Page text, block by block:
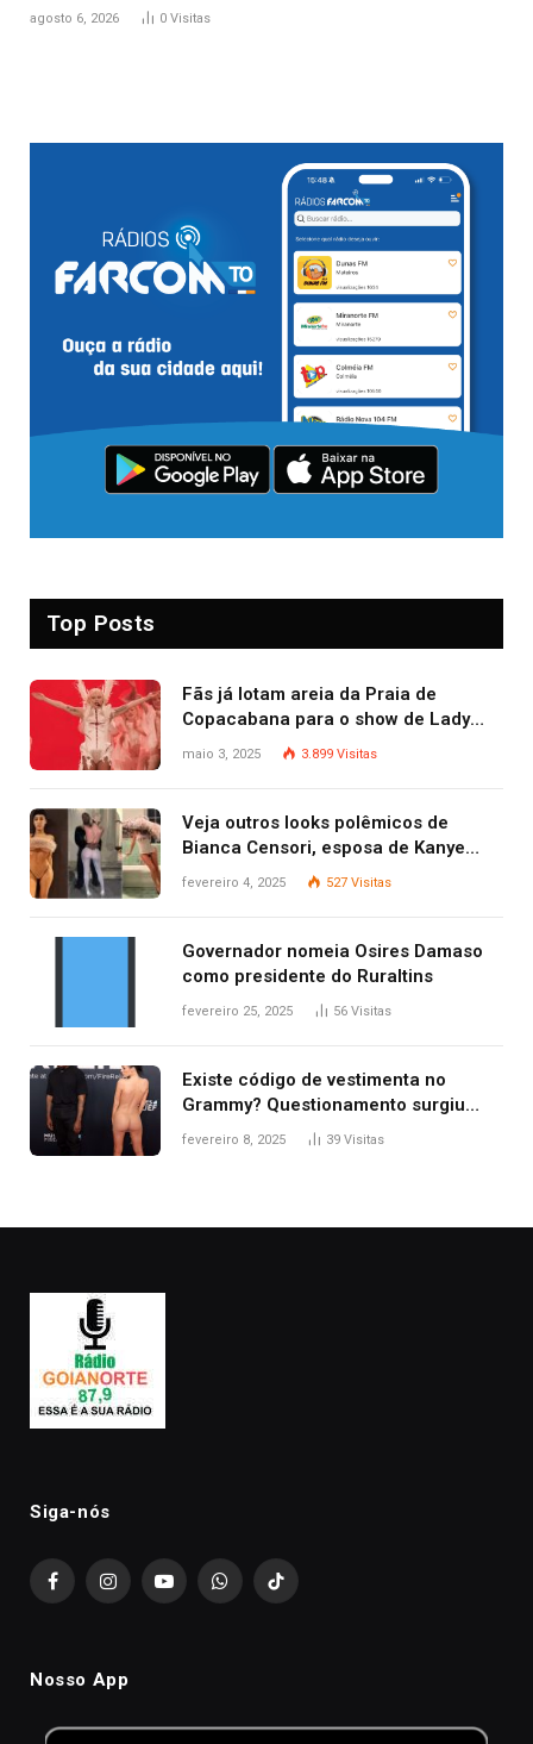
agosto 6, 2026 0 Visitas
Top Posts
Fãs já lotam areia da Praia de
Copacabana para o show de Lady
Gaga
maio 3, 2025 3.899 Visitas
Veja outros looks polêmicos de
Bianca Censori, esposa de Kanye
West que apareceu nua no Grammy
fevereiro 4, 2025 527 Visitas
Governador nomeia Osires Damaso
como presidente do Ruraltins
fevereiro 25, 2025 56 Visitas
Existe código de vestimenta no
Grammy? Questionamento surgiu
após Bianca Censori, mulher de
fevereiro 8, 2025 39 Visitas
Siga-nós
FacebookInstagramYouTubeWhatsAppTikTok
Nosso App